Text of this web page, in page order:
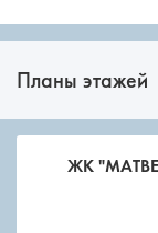
Планы этажей
ЖК